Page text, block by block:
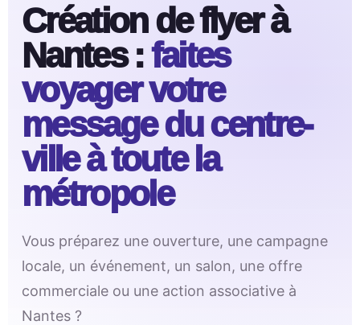
Création de flyer à
Nantes :faites
voyager votre
message du centre-
ville à toute la
métropole
Vous préparez une ouverture, une campagne
locale, un événement, un salon, une offre
commerciale ou une action associative à
Nantes ?